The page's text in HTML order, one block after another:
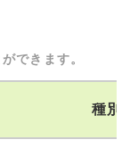
できます。
種別